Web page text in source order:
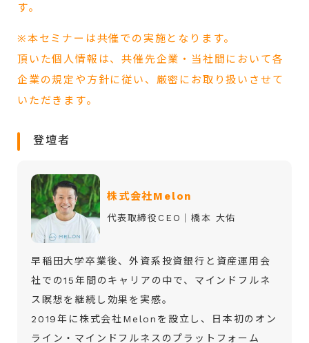
す。
※本セミナーは共催での実施となります。
頂いた個人情報は、共催先企業・当社間において各
企業の規定や方針に従い、厳密にお取り扱いさせて
いただきます。
登壇者
株式会社Melon
代表取締役CEO｜橋本 大佑
早稲田大学卒業後、外資系投資銀行と資産運用会
社での15年間のキャリアの中で、マインドフルネ
ス瞑想を継続し効果を実感。
2019年に株式会社Melonを設立し、日本初のオン
ライン・マインドフルネスのプラットフォーム